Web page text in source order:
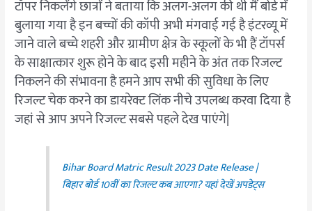
टॉपर निकलेंगे छात्रों ने बताया कि अलग-अलग की थी मैं बोर्ड में
बुलाया गया है इन बच्चों की कॉपी अभी मंगवाई गई है इंटरव्यू में
जाने वाले बच्चे शहरी और ग्रामीण क्षेत्र के स्कूलों के भी हैं टॉपर्स
के साक्षात्कार शुरू होने के बाद इसी महीने के अंत तक रिजल्ट
निकलने की संभावना है हमने आप सभी की सुविधा के लिए
रिजल्ट चेक करने का डायरेक्ट लिंक नीचे उपलब्ध करवा दिया है
जहां से आप अपने रिजल्ट सबसे पहले देख पाएंगे|
Bihar Board Matric Result 2023 Date Release |
बिहार बोर्ड 10वीं का रिजल्‍ट कब आएगा? यहां देखें अपडेट्स